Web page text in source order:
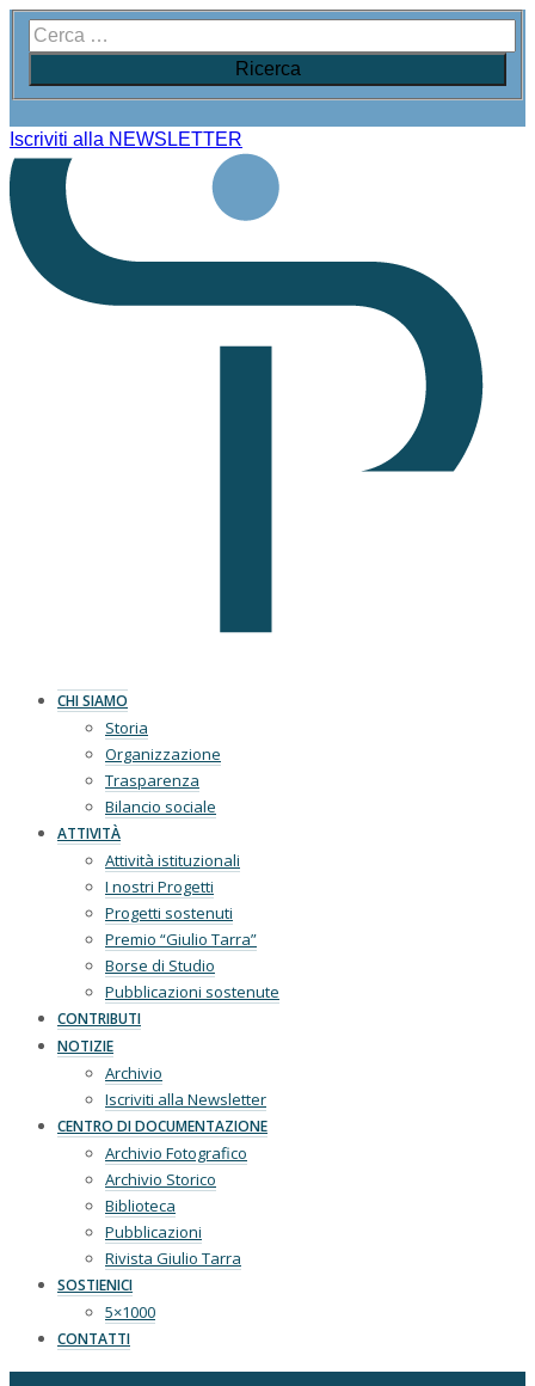
Iscriviti alla NEWSLETTER
CHI SIAMO
Storia
Organizzazione
Trasparenza
Bilancio sociale
ATTIVITÀ
Attività istituzionali
I nostri Progetti
Progetti sostenuti
Premio “Giulio Tarra”
Borse di Studio
Pubblicazioni sostenute
CONTRIBUTI
NOTIZIE
Archivio
Iscriviti alla Newsletter
CENTRO DI DOCUMENTAZIONE
Archivio Fotografico
Archivio Storico
Biblioteca
Pubblicazioni
Rivista Giulio Tarra
SOSTIENICI
5×1000
CONTATTI